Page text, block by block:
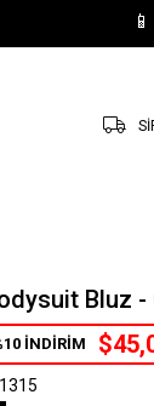
📱
Bluz -
İNDİRİM